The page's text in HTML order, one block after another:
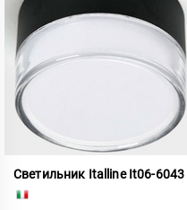
Светильник Italline It06-6043